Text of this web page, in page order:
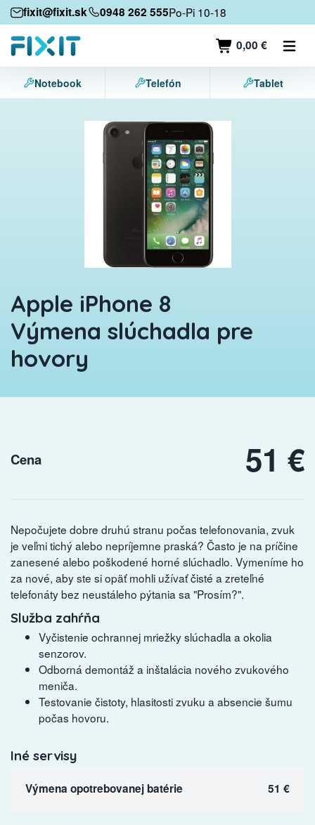
fixit@fixit.sk 0948 262 555Po-Pi 10-18
0,00 €
Mobilné zariadenia
Mobilné telefóny
Tablety
Notebook Telefón Tablet
Apple iPhone 8
Výmena slúchadla pre
hovory
Cena 51 €
Nepočujete dobre druhú stranu počas telefonovania, zvuk
je veľmi tichý alebo nepríjemne praská? Často je na príčine
zanesené alebo poškodené horné slúchadlo. Vymeníme ho
za nové, aby ste si opäť mohli užívať čisté a zreteľné
telefonáty bez neustáleho pýtania sa "Prosím?".
Služba zahŕňa
Vyčistenie ochrannej mriežky slúchadla a okolia
senzorov.
Odborná demontáž a inštalácia nového zvukového
meniča.
Testovanie čistoty, hlasitosti zvuku a absencie šumu
počas hovoru.
Iné servisy
Výmena opotrebovanej batérie 51 €